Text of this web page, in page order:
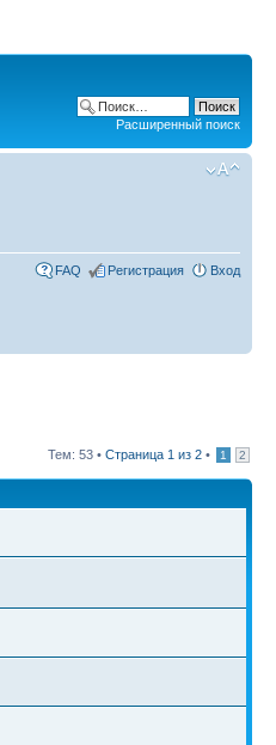
Расширенный поиск
FAQ Регистрация Вход
Тем: 53 • Страница 1 из 2 • 1 2